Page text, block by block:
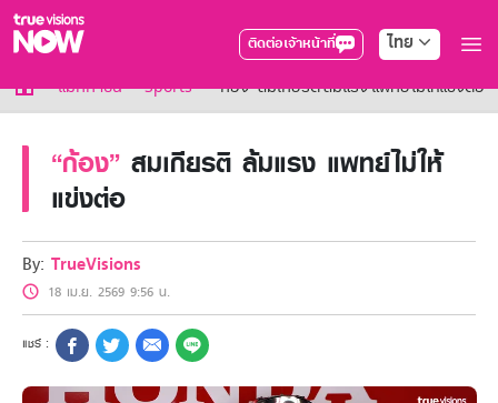
ติดต่อเจ้าหน้าที่ ไทย
True AF2026
แพ็กเกจ
NOW SPORTS
NOW BUNDLES
NOW Muay Thai
แพ็กเกจทรูวิชันส์นาวทั้งหมด
เคเบิลและจานดาวเทียม
สิทธิพิเศษ
สิทธิพิเศษลูกค้าทรูวิชั่นส์
Showtime
HoReCa
แพ็กเกจสำหรับผู้ประกอบการ
แม็กกาซีน Sports “ก้อง” สมเกียรติ ล้มแรง แพทย์ไม่ให้แข่งต่อ
“ก้อง” สมเกียรติ ล้มแรง แพทย์ไม่ให้
แข่งต่อ
By: TrueVisions
18 เม.ย. 2569 9:56 น.